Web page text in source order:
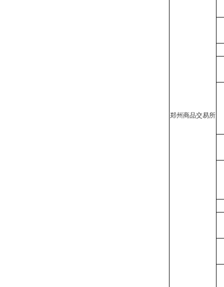
郑州商品交易所